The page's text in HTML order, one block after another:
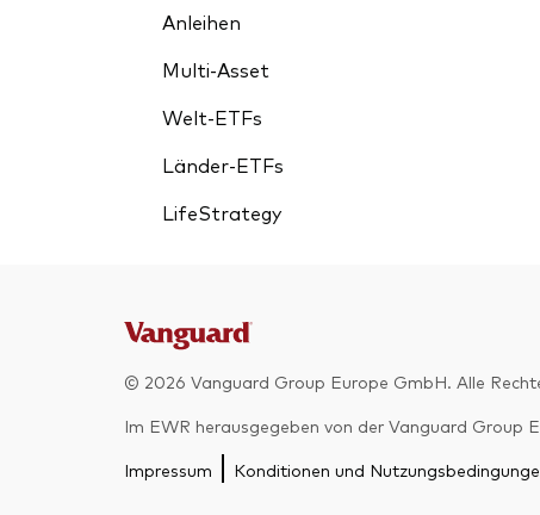
Anleihen
Multi-Asset
Welt-ETFs
Länder-ETFs
LifeStrategy
© 2026 Vanguard Group Europe GmbH. Alle
Im EWR herausgegeben von der Vanguard Group
Impressum Konditionen und